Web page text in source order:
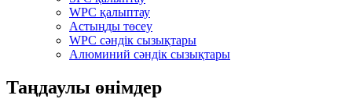
WPC қалыптау
Астыңды төсеу
WPC сәндік сызықтары
Алюминий сәндік сызықтары
Таңдаулы өнімдер